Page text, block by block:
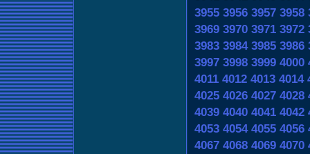
3955 3956 3957 3958
3969 3970 3971 3972
3983 3984 3985 3986
3997 3998 3999 4000
4011 4012 4013 4014
4025 4026 4027 4028
4039 4040 4041 4042
4053 4054 4055 4056
4067 4068 4069 4070